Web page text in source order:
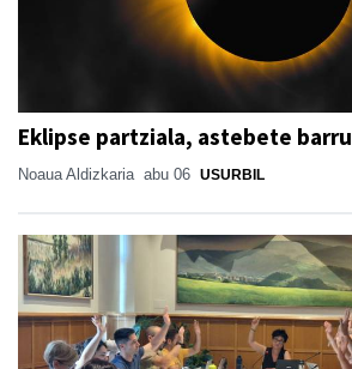
Eklipse partziala, astebete barru
Noaua Aldizkaria abu 06 USURBIL